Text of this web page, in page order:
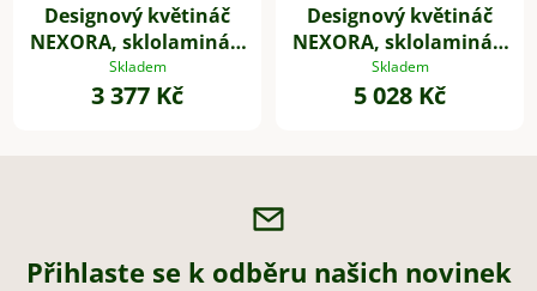
Designový květináč
NEXORA, sklolaminát,
41x38 cm, šedý
Skladem
3 377 Kč
Designový květináč
NEXORA, sklolaminát,
54x48 cm, šedý
Skladem
5 028 Kč
Přihlaste se k odběru našich novinek